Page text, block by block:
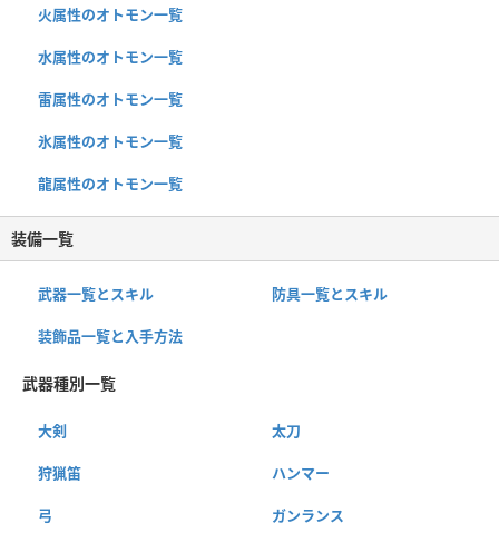
火属性のオトモン一覧
水属性のオトモン一覧
雷属性のオトモン一覧
氷属性のオトモン一覧
龍属性のオトモン一覧
装備一覧
武器一覧とスキル 防具一覧とスキル
装飾品一覧と入手方法
武器種別一覧
大剣 太刀
狩猟笛 ハンマー
弓 ガンランス